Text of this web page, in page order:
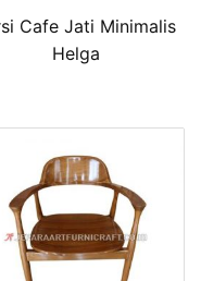
Cafe Jati Minimalis
Helga